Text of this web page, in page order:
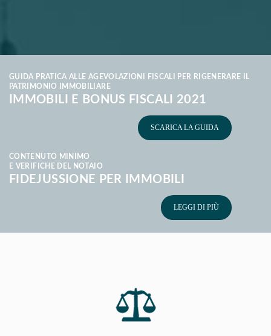
GUIDA PRATICA ALLE AGEVOLAZIONI FISCALI PER RIGENERARE IL
PATRIMONIO IMMOBILIARE
IMMOBILI E BONUS FISCALI 2021
SCARICA LA GUIDA
CONTENUTO MINIMO
E VERIFICHE DEL NOTAIO
FIDEJUSSIONE PER IMMOBILI
LEGGI DI PIÙ